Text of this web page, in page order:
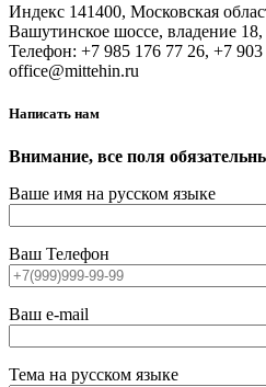
Индекс 141400, Московская
Вашутинское шоссе, владение
Телефон: +7 985 176 77 26, +7 903
office@mittehin.ru
Написать нам
Внимание, все поля
Ваше имя на русском языке
Ваш Телефон
Ваш e-mail
Тема на русском языке